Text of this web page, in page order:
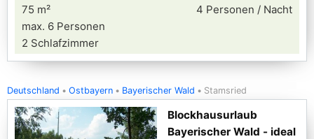
75 m²
max. 6 Personen
2 Schlafzimmer
4 Personen / Nacht
Deutschland Ostbayern Bayerischer Wald Stamsried
Blockhausurlaub
Bayerischer Wald - ideal